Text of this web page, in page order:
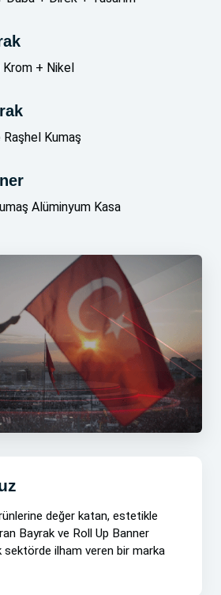
+ Nikel
Kumaş
Alüminyum Kasa
değer katan, estetikle
Bayrak ve Roll Up Banner
ilham veren bir marka